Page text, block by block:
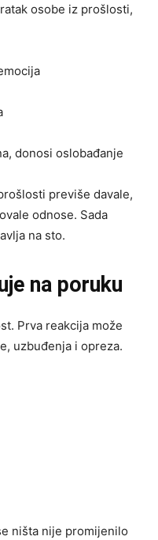
osobe iz prošlosti,
donosi oslobađanje
previše davale,
odnose. Sada
na sto.
na poruku
Prva reakcija može
uzbuđenja i opreza.
ništa nije promijenilo